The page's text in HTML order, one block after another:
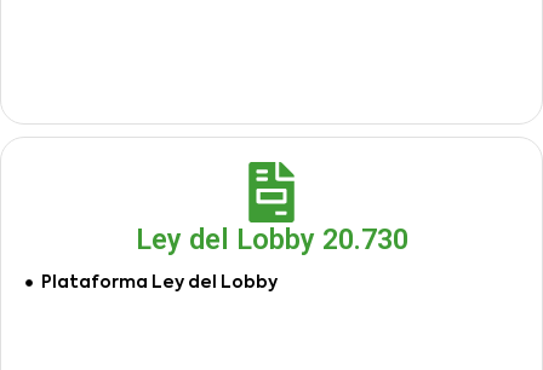
Ley del Lobby 20.730
Plataforma Ley del Lobby